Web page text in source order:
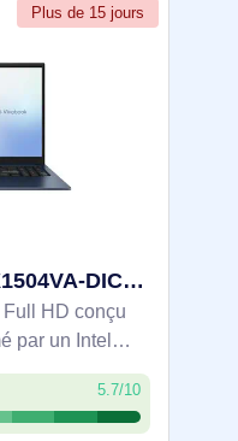
Plus de 15 jours
ASUS Vivobook 15 X1504VA-DICBQ4230W Intel Core 5 120U Ordinateur portable 39,6 cm (15.6") Full HD 16 - 90NB13Y1-M01WJ0
HD conçu
par un Intel
avec SSD
Home, Wi‑Fi
USB 3.2
5.7/10